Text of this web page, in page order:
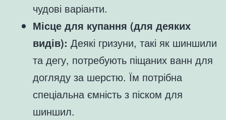
чудові варіанти.
Місце для купання (для деяких
видів): Деякі гризуни, такі як шиншили
та дегу, потребують піщаних ванн для
догляду за шерстю. Їм потрібна
спеціальна ємність з піском для
шиншил.